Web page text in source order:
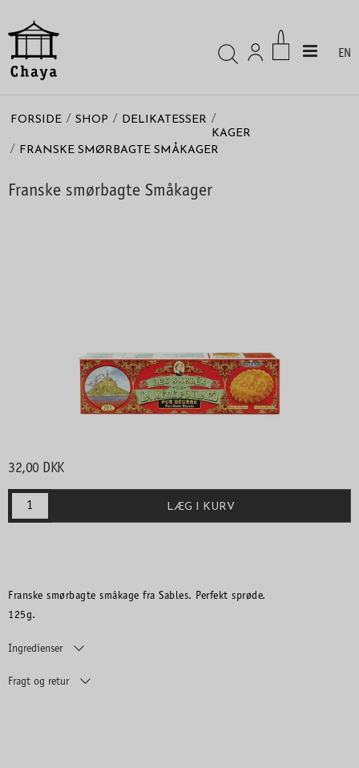
EN
FORSIDE / SHOP / DELIKATESSER /
KAGER
/ FRANSKE SMØRBAGTE SMÅKAGER
Franske smørbagte Småkager
32,00 DKK
LÆG I KURV
Franske smørbagte småkage fra Sables. Perfekt sprøde.
125g.
Ingredienser
Fragt og retur